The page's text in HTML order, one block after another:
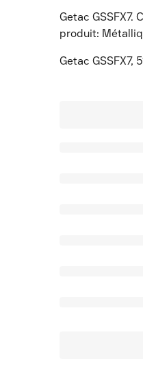
Getac GSSFX7.
produit:
Getac GSSFX7,